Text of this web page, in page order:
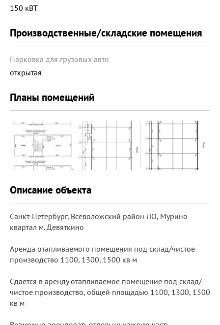
150 кВТ
Производственные/складские помещения
Парковка для грузовых авто
открытая
Планы помещений
Описание объекта
Санкт-Петербург, Всеволожский район ЛО, Мурино
квартал м. Девяткино
Аренда отапливаемого помещения под склад/чистое
производство 1100, 1300, 1500 кв м
Сдается в аренду отапливаемое помещение под склад/
чистое производство, общей площадью 1100, 1300, 1500
кв м